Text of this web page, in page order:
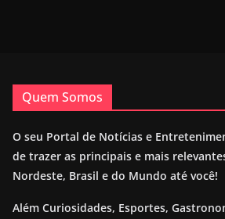
Quem Somos
O seu Portal de Notícias e
de trazer as principais e mais
Nordeste, Brasil e do Mundo até você!
Além Curiosidades, Esportes,